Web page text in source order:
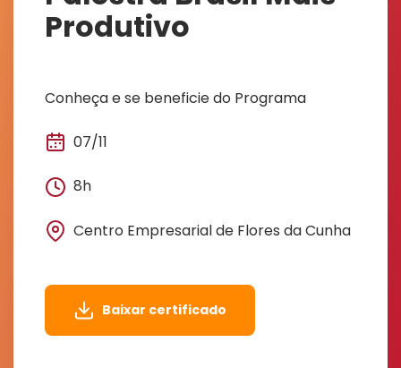
Produtivo
Conheça e se beneficie do Programa
07/11
8h
Centro Empresarial de Flores da Cunha
Baixar certificado